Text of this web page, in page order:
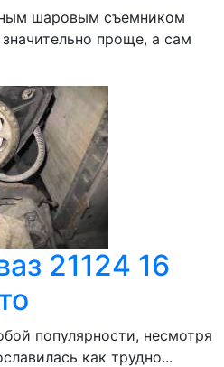
шаровым съемником
проще, а сам
21124 16
популярности, несмотря
как трудно...